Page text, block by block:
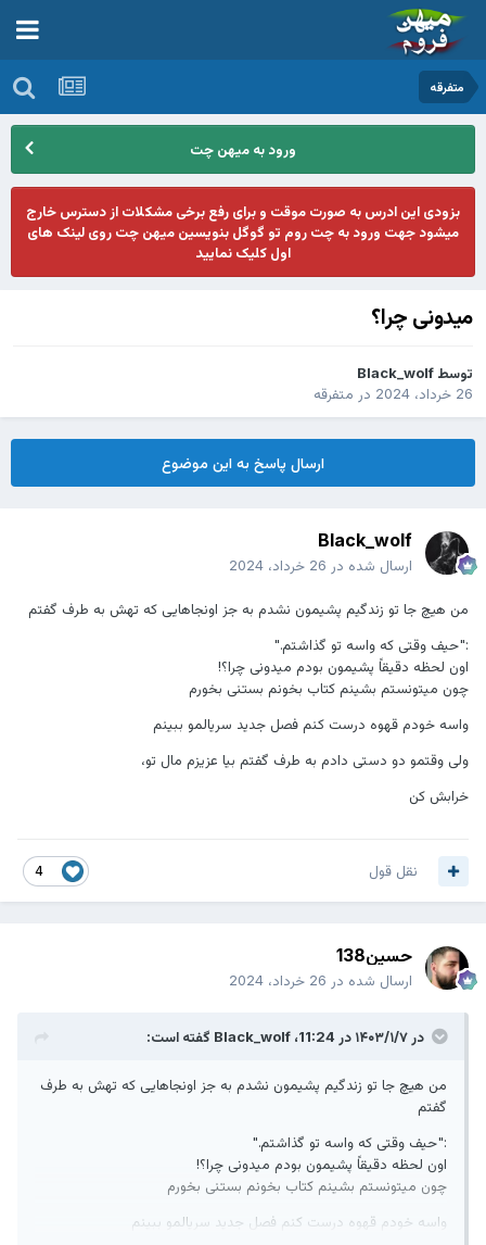
متفرقه
ورود به میهن چت
بزودی این ادرس به صورت موقت و برای رفع برخی مشکلات از دسترس خارج
میشود جهت ورود به چت روم تو گوگل بنویسین میهن چت روی لینک های
اول کلیک نمایید
میدونی چرا؟
توسط Black_wolf
26 خرداد، 2024
در متفرقه
ارسال پاسخ به این موضوع
Black_wolf
ارسال شده در 26 خرداد، 2024
من هیچ جا تو زندگیم پشیمون نشدم به جز اونجاهایی که تهش به طرف گفتم
:"حیف وقتی که واسه تو گذاشتم."
اون لحظه دقیقاً پشیمون بودم میدونی چرا؟!
چون میتونستم بشینم کتاب بخونم بستنی بخورم
واسه خودم قهوه درست کنم فصل جدید سریالمو ببینم
ولی وقتمو دو دستی دادم به طرف گفتم بیا عزیزم مال تو،
خرابش کن
4 نقل قول
حسین138
ارسال شده در 26 خرداد، 2024
در ۱۴۰۳/۱/۷ در 11:24، Black_wolfگفته است:
من هیچ جا تو زندگیم پشیمون نشدم به جز اونجاهایی که تهش به طرف
گفتم
:"حیف وقتی که واسه تو گذاشتم."
اون لحظه دقیقاً پشیمون بودم میدونی چرا؟!
چون میتونستم بشینم کتاب بخونم بستنی بخورم
واسه خودم قهوه درست کنم فصل جدید سریالمو ببینم